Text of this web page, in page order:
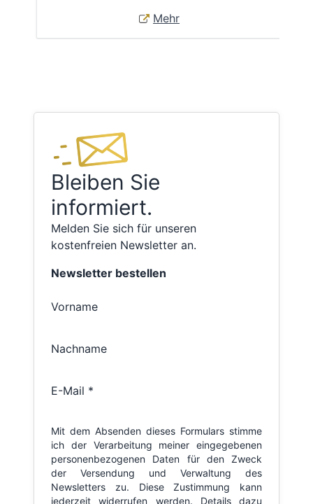
Mehr
Bleiben Sie
informiert.
Melden Sie sich für unseren
kostenfreien Newsletter an.